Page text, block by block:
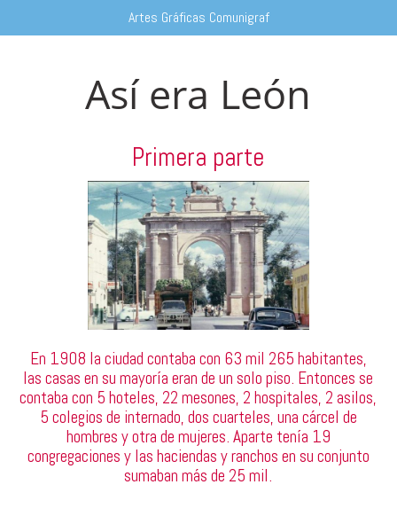
Artes Gráficas Comunigraf
Así era León
Primera parte
En 1908 la ciudad contaba con 63 mil 265 habitantes,
las casas en su mayoría eran de un solo piso. Entonces se
contaba con 5 hoteles, 22 mesones, 2 hospitales, 2 asilos,
5 colegios de internado, dos cuarteles, una cárcel de
hombres y otra de mujeres. Aparte tenía 19
congregaciones y las haciendas y ranchos en su conjunto
sumaban más de 25 mil.